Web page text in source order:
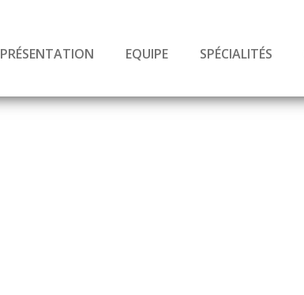
PRÉSENTATION EQUIPE SPÉCIALITÉS